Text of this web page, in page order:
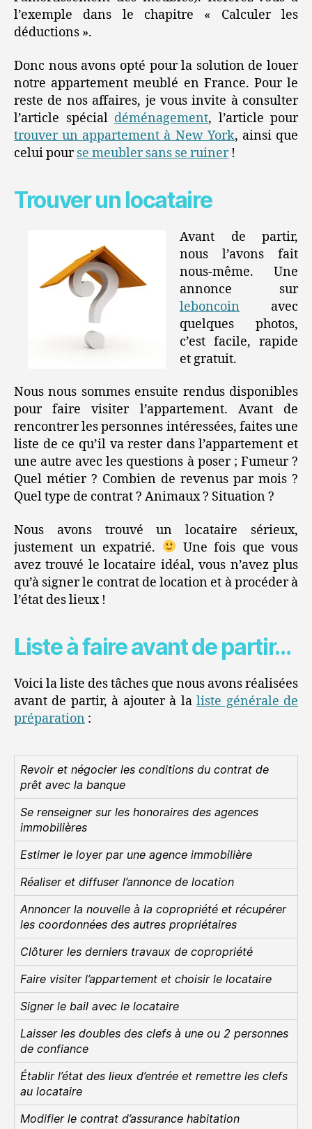
l’exemple dans le chapitre « Calculer les
déductions ».
Donc nous avons opté pour la solution de louer
notre appartement meublé en France. Pour le
reste de nos affaires, je vous invite à consulter
l’article spécial déménagement, l’article pour
trouver un appartement à New York, ainsi que
celui pourse meubler sans se ruiner!
Trouver un locataire
Avant de partir,
nous l’avons fait
nous-même. Une
annonce sur
leboncoin avec
quelques photos,
c’est facile, rapide
et gratuit.
Nous nous sommes ensuite rendus disponibles
pour faire visiter l’appartement. Avant de
rencontrer les personnes intéressées, faites une
liste de ce qu’il va rester dans l’appartement et
une autre avec les questions à poser ; Fumeur ?
Quel métier ? Combien de revenus par mois ?
Quel type de contrat ? Animaux ? Situation ?
Nous avons trouvé un locataire sérieux,
justement un expatrié.
Une fois que vous
avez trouvé le locataire idéal, vous n’avez plus
qu’à signer le contrat de location et à procéder à
l’état des lieux !
Liste à faire avant de partir…
Voici la liste des tâches que nous avons réalisées
avant de partir, à ajouter à laliste générale de
préparation :
Revoir et négocier les conditions du contrat de
prêt avec la banque
Se renseigner sur les honoraires des agences
immobilières
Estimer le loyer par une agence immobilière
Réaliser et diffuser l’annonce de location
Annoncer la nouvelle à la copropriété et récupérer
les coordonnées des autres propriétaires
Clôturer les derniers travaux de copropriété
Faire visiter l’appartement et choisir le locataire
Signer le bail avec le locataire
Laisser les doubles des clefs à une ou 2 personnes
de confiance
Établir l’état des lieux d’entrée et remettre les clefs
au locataire
Modifier le contrat d’assurance habitation